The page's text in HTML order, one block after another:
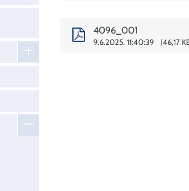
4096_001
9.6.2025. 11:40:39 46,17